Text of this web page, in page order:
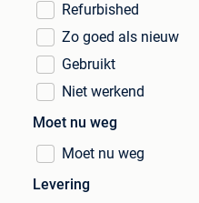
Refurbished
Zo goed als nieuw
Gebruikt
Niet werkend
Moet nu weg
Moet nu weg
Levering